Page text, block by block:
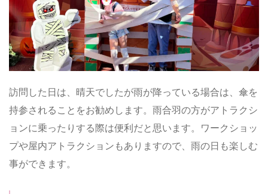
訪問した日は、晴天でしたが雨が降っている場合は、傘を
持参されることをお勧めします。雨合羽の方がアトラクシ
ョンに乗ったりする際は便利だと思います。ワークショッ
プや屋内アトラクションもありますので、雨の日も楽しむ
事ができます。